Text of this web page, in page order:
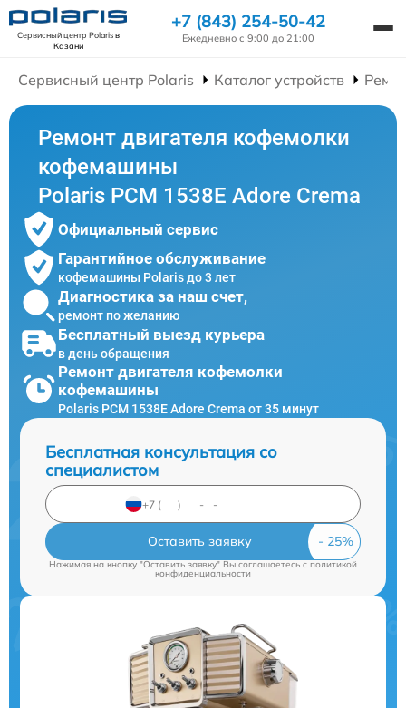
Сервисный центр Polarisв
Казани
+7 (843) 254-50-42
Ежедневно с 9:00 до 21:00
Сервисный центр Polaris Каталог устройств
Ремонт двигателя кофемолки
кофемашины
Polaris PCM 1538E Adore Crema
Официальный сервис
Гарантийное обслуживание
кофемашины Polaris до 3 лет
Диагностика за наш счет,
ремонт по желанию
Бесплатный выезд курьера
в день обращения
Ремонт двигателя кофемолки
кофемашины
Polaris PCM 1538E Adore Crema от 35 минут
Бесплатная консультация со
специалистом
Оставить заявку
Нажимая на кнопку "Оставить заявку" Вы соглашаетесь cполитикой
конфиденциальности